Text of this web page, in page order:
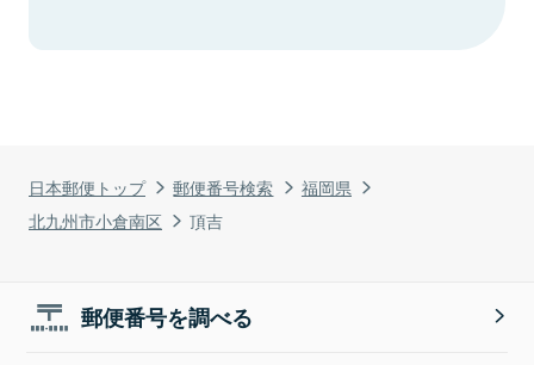
日本郵便トップ 郵便番号検索
福岡県
北九州市小倉南区
頂吉
郵便番号を調べる